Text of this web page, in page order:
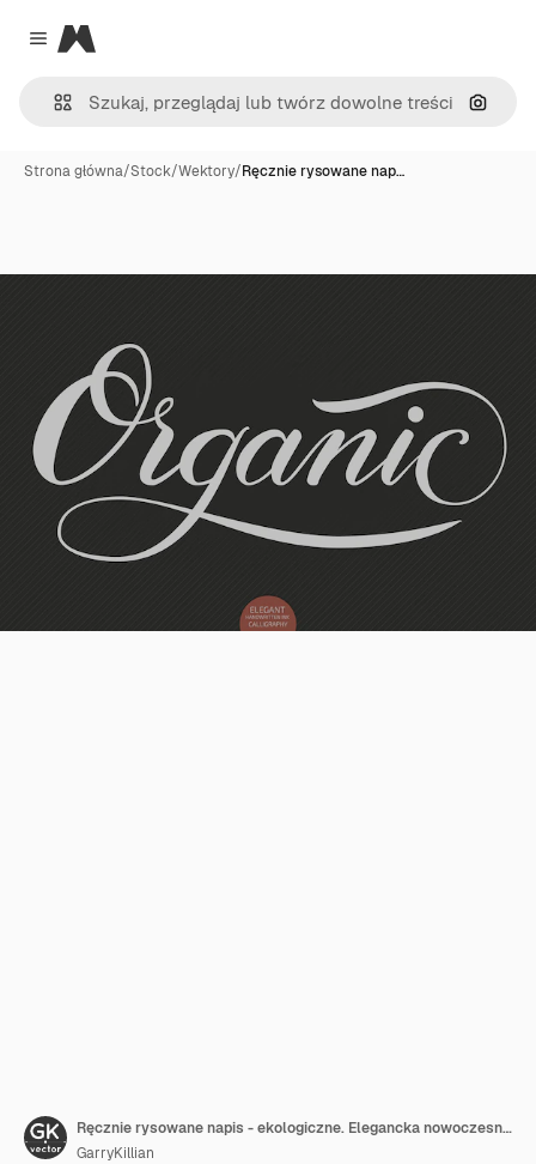
Close menu
Magnific
Szukaj
Strona główna/Stock/Wektory/Ręcznie rysowane nap…
Ręcznie rysowane napis - ekologiczne. Elegancka nowoczesna kaligrafia odręczna. Typografia atramentowa
GarryKillian